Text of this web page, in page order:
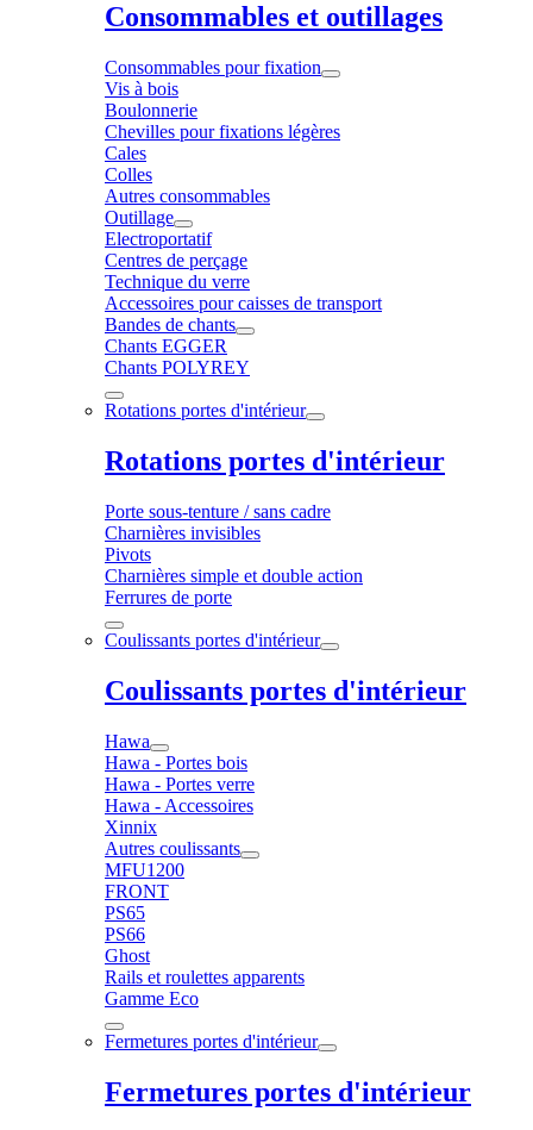
Consommables et outillages
Consommables pour fixation
Vis à bois
Boulonnerie
Chevilles pour fixations légères
Cales
Colles
Autres consommables
Outillage
Electroportatif
Centres de perçage
Technique du verre
Accessoires pour caisses de transport
Bandes de chants
Chants EGGER
Chants POLYREY
Rotations portes d'intérieur
Rotations portes d'intérieur
Porte sous-tenture / sans cadre
Charnières invisibles
Pivots
Charnières simple et double action
Ferrures de porte
Coulissants portes d'intérieur
Coulissants portes d'intérieur
Hawa
Hawa - Portes bois
Hawa - Portes verre
Hawa - Accessoires
Xinnix
Autres coulissants
MFU1200
FRONT
PS65
PS66
Ghost
Rails et roulettes apparents
Gamme Eco
Fermetures portes d'intérieur
Fermetures portes d'intérieur